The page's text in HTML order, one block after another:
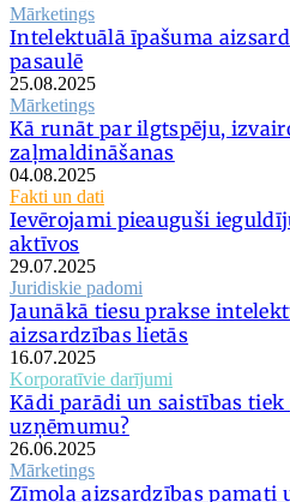
Mārketings
Intelektuālā īpašuma
pasaulē
25.08.2025
Mārketings
Kā runāt par ilgtspēju,
zaļmaldināšanas
04.08.2025
Fakti un dati
Ievērojami pieauguši
aktīvos
29.07.2025
Juridiskie padomi
Jaunākā tiesu prakse
aizsardzības lietās
16.07.2025
Korporatīvie darījumi
Kādi parādi un saistības
uzņēmumu?
26.06.2025
Mārketings
Zīmola aizsardzības pamati